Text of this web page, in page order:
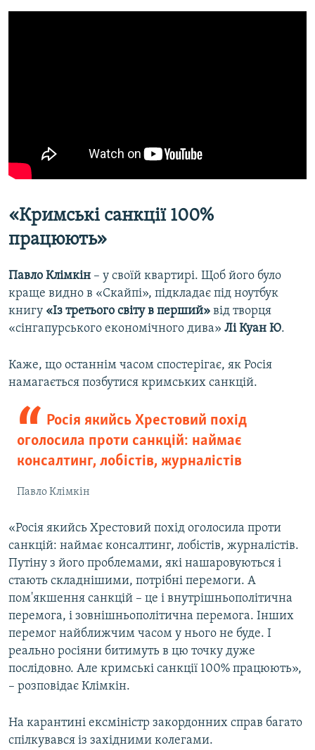
«Кримські санкції 100%
працюють»
Павло Клімкін – у своїй квартирі. Щоб його було
краще видно в «Скайпі», підкладає під ноутбук
книгу «Із третього світу в перший» від творця
«сінгапурського економічного дива» Лі Куан Ю.
Каже, що останнім часом спостерігає, як Росія
намагається позбутися кримських санкцій.
Росія якийсь Хрестовий похід
оголосила проти санкцій: наймає
консалтинг, лобістів, журналістів
Павло Клімкін
«Росія якийсь Хрестовий похід оголосила проти
санкцій: наймає консалтинг, лобістів, журналістів.
Путіну з його проблемами, які нашаровуються і
стають складнішими, потрібні перемоги. А
пом'якшення санкцій – це і внутрішньополітична
перемога, і зовнішньополітична перемога. Інших
перемог найближчим часом у нього не буде. І
реально росіяни битимуть в цю точку дуже
послідовно. Але кримські санкції 100% працюють»,
– розповідає Клімкін.
На карантині ексміністр закордонних справ багато
спілкувався із західними колегами.